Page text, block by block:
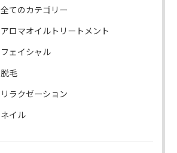
全てのカテゴリー
アロマオイルトリートメント
フェイシャル
脱毛
リラクゼーション
ネイル